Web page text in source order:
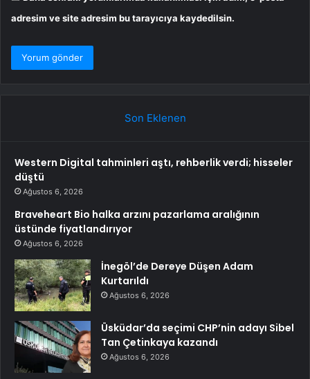
adresim ve site adresim bu tarayıcıya kaydedilsin.
Son Eklenen
Western Digital tahminleri aştı, rehberlik verdi; hisseler
düştü
Ağustos 6, 2026
Braveheart Bio halka arzını pazarlama aralığının
üstünde fiyatlandırıyor
Ağustos 6, 2026
İnegöl’de Dereye Düşen Adam
Kurtarıldı
Ağustos 6, 2026
Üsküdar’da seçimi CHP’nin adayı Sibel
Tan Çetinkaya kazandı
Ağustos 6, 2026